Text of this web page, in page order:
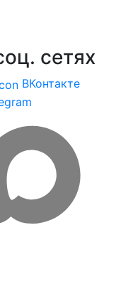
сетях
ВКонтакте